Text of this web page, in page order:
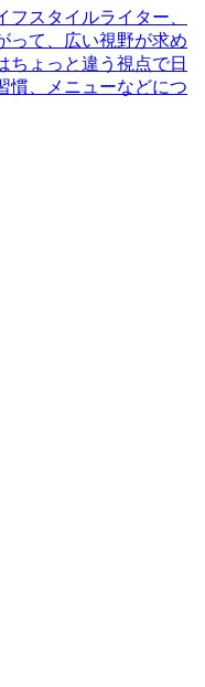
スタイルライター、
って、広い視野が求め
ちょっと違う視点で日
慣、メニューなどにつ